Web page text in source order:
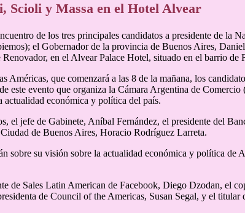
Scioli y Massa en el Hotel Alvear
de los tres principales candidatos a presidente de la
el Gobernador de la provincia de Buenos Aires,
en el Alvear Palace Hotel, situado en el barrio de
Américas, que comenzará a las 8 de la mañana, los
este evento que organiza la Cámara Argentina de
actualidad económica y política del país.
el jefe de Gabinete, Aníbal Fernández, el presidente del
de Buenos Aires, Horacio Rodríguez Larreta.
sobre su visión sobre la actualidad económica y política de
de Sales Latin American de Facebook, Diego Dzodan, el
de Council of the Americas, Susan Segal, y el titular